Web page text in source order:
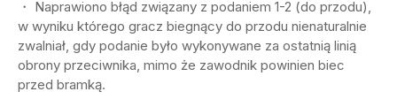
・ Naprawiono błąd związany z podaniem 1-2 (do przodu),
w wyniku którego gracz biegnący do przodu nienaturalnie
zwalniał, gdy podanie było wykonywane za ostatnią linią
obrony przeciwnika, mimo że zawodnik powinien biec
przed bramką.